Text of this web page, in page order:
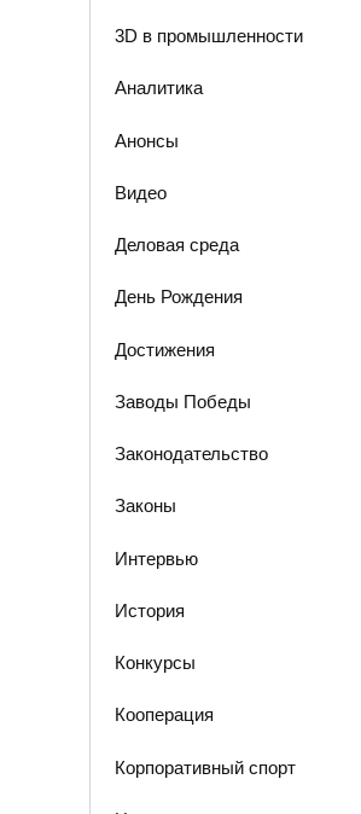
3D в промышленности
Аналитика
Анонсы
Видео
Деловая среда
День Рождения
Достижения
Заводы Победы
Законодательство
Законы
Интервью
История
Конкурсы
Кооперация
Корпоративный спорт